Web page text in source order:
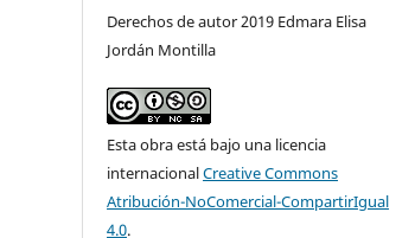
Derechos de autor 2019 Edmara Elisa
Jordán Montilla
Esta obra está bajo una licencia
internacionalCreative Commons
Atribución-NoComercial-CompartirIgual
4.0.